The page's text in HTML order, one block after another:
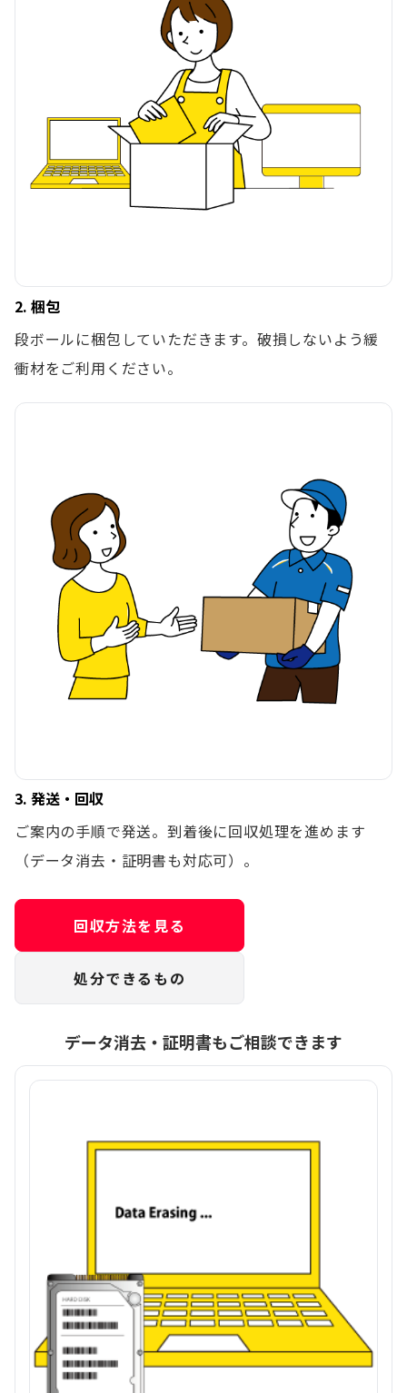
2. 梱包
段ボールに梱包していただきます。破損しないよう緩
衝材をご利用ください。
3. 発送・回収
ご案内の手順で発送。到着後に回収処理を進めます
（データ消去・証明書も対応可）。
回収方法を見る
処分できるもの
データ消去・証明書もご相談できます